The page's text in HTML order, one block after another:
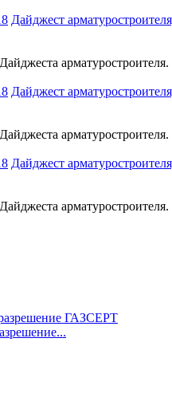
Дайджест
Дайджест
Дайджест